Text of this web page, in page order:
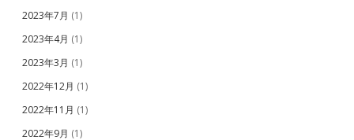
2023年7月 (1)
2023年4月 (1)
2023年3月 (1)
2022年12月 (1)
2022年11月 (1)
2022年9月 (1)